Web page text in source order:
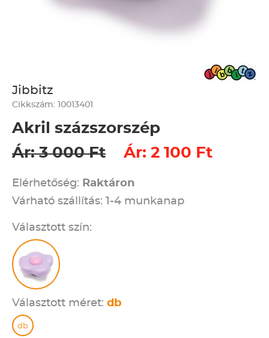
Jibbitz
Cikkszám: 10013401
Akril százszorszép
Ár: 3 000 Ft
Ár: 2 100 Ft
Elérhetőség: Raktáron
Várható szállítás: 1-4 munkanap
Választott szín:
Választott méret: db
db